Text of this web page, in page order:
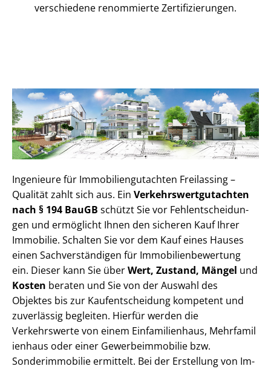
verschiedene renommierte Zer­ti­fi­zie­run­gen.
Ingenieure für Im­mo­bi­li­en­gut­ach­ten Freilassing –
Qualität zahlt sich aus. Ein Ver­kehrs­wert­gut­ach­ten
nach § 194 BauGB schützt Sie vor Fehl­ent­schei­dun­
gen und ermöglicht Ihnen den sicheren Kauf Ihrer
Immobilie. Schalten Sie vor dem Kauf eines Hauses
einen Sach­ver­stän­di­gen für Im­mo­bi­li­en­be­wer­tung
ein. Dieser kann Sie überWert, Zustand, Mängel und
Kosten beraten und Sie von der Auswahl des
Objektes bis zur Kauf­ent­schei­dung kompetent und
zuverlässig begleiten. Hierfür werden die
Verkehrswerte von einem Einfamilienhaus, Mehr­fa­mi­l
i­en­haus oder einer Ge­wer­be­im­mo­bi­lie bzw.
Sonderimmobilie ermittelt. Bei der Erstellung von Im­